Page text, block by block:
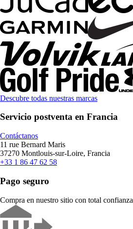
Descubre todas nuestras marcas
Servicio postventa en Francia
Contáctanos
11 rue Bernard Maris
37270 Montlouis-sur-Loire, Francia
+33 1 86 47 62 58
Pago seguro
Compra en nuestro sitio con total confianza